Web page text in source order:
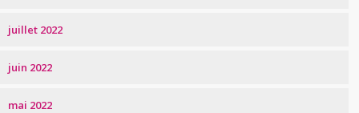
juillet 2022
juin 2022
mai 2022